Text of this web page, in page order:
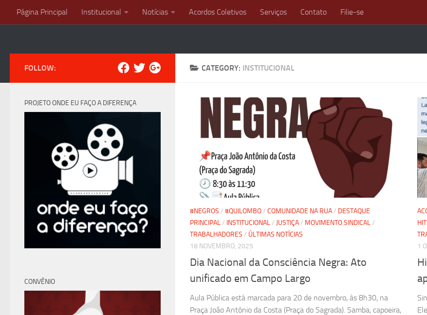
Skip to content
Página Principal Institucional Notícias Acordos Coletivos Serviços Contato Filie-se
CATEGORY: INSTITUCIONAL
#NEGROS / #QUILOMBO/ COMUNIDADE NA RUA/ DESTAQUE
PRINCIPAL/ INSTITUCIONAL/ JUSTIÇA/ MOVIMENTO SINDICAL/
TRABALHADORES / ÚLTIMAS NOTÍCIAS
18 NOVEMBRO, 2025
Dia Nacional da Consciência Negra: Ato
unificado em Campo Largo
Aula Pública está marcada para 20 de novembro, às 8h30, na
Praça João Antônio da Costa (Praça do Sagrada). Samba, capoeira,
1
FOLLOW:
PROJETO ONDE EU FAÇO A DIFERENÇA
CONVÊNIO